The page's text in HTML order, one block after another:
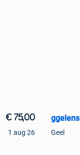
€ 75,00
1 aug 26
ggelens
Geel